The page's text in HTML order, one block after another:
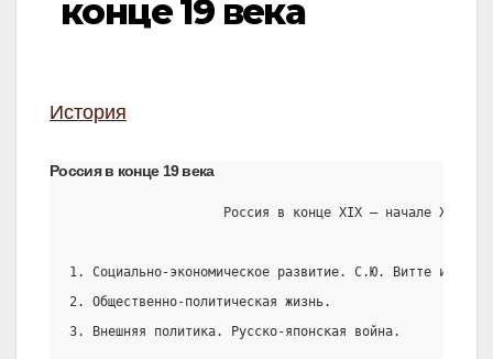
конце 19 века
История
Россия в конце 19 века
Россия в конце XIX – начале XX
1. Социально-экономическое развитие. С.Ю. Витте и
2. Общественно-политическая жизнь.
3. Внешняя политика. Русско-японская война.